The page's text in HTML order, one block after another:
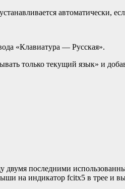
автоматически,
«Клавиатура — Русская».
только текущий язык» и
последними
на индикатор fcitx5 в трее и